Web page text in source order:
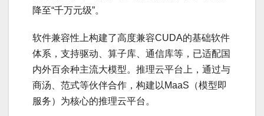
降至“千万元级”。
软件兼容性上构建了高度兼容CUDA的基础软件
体系，支持驱动、算子库、通信库等，已适配国
内外百余种主流大模型。推理云平台上，通过与
商汤、范式等伙伴合作，构建以MaaS（模型即
服务）为核心的推理云平台。